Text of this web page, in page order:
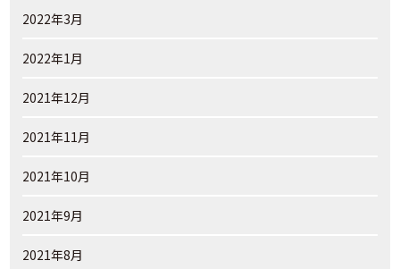
2022年3月
2022年1月
2021年12月
2021年11月
2021年10月
2021年9月
2021年8月